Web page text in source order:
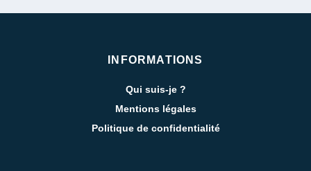
INFORMATIONS
Qui suis-je ?
Mentions légales
Politique de confidentialité